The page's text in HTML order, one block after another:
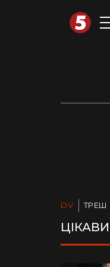
DV ТРЕШ